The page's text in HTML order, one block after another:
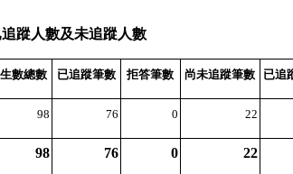
蹤人數及未追蹤人數
數總數 已追蹤筆數 拒答筆數 尚未追蹤筆數 已追
98 76 0 22
98 76 0 22